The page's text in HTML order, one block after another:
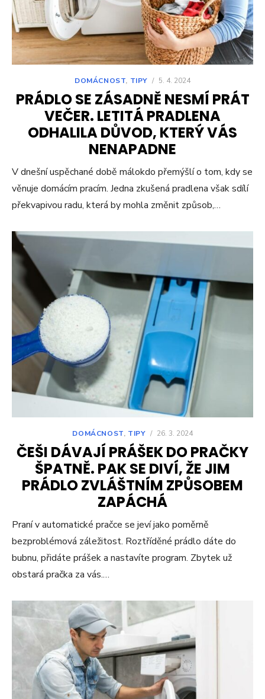
DOMÁCNOST, TIPY / 5. 4. 2024
PRÁDLO SE ZÁSADNĚ NESMÍ PRÁT
VEČER. LETITÁ PRADLENA
ODHALILA DŮVOD, KTERÝ VÁS
NENAPADNE
V dnešní uspěchané době málokdo přemýšlí o tom, kdy se
věnuje domácím pracím. Jedna zkušená pradlena však sdílí
překvapivou radu, která by mohla změnit způsob,…
DOMÁCNOST, TIPY / 26. 3. 2024
ČEŠI DÁVAJÍ PRÁŠEK DO PRAČKY
ŠPATNĚ. PAK SE DIVÍ, ŽE JIM
PRÁDLO ZVLÁŠTNÍM ZPŮSOBEM
ZAPÁCHÁ
Praní v automatické pračce se jeví jako poměrně
bezproblémová záležitost. Roztříděné prádlo dáte do
bubnu, přidáte prášek a nastavíte program. Zbytek už
obstará pračka za vás.…